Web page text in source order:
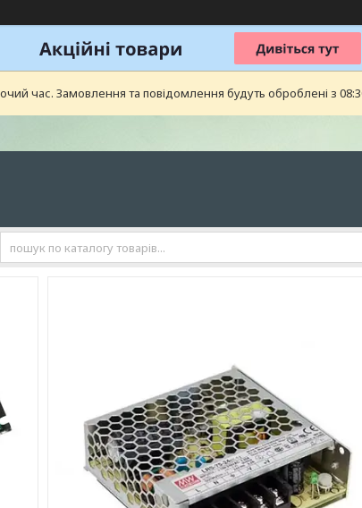
час. Замовлення та повідомлення будуть оброблені з